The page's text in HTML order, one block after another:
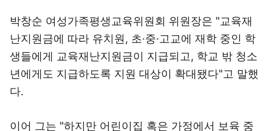
박창순 여성가족평생교육위원회 위원장은 "교육재
난지원금에 따라 유치원, 초·중·고교에 재학 중인 학
생들에게 교육재난지원금이 지급되고, 학교 밖 청소
년에게도 지급하도록 지원 대상이 확대됐다"고 말했
다.
이어 그는 "하지만 어린이집 혹은 가정에서 보육 중